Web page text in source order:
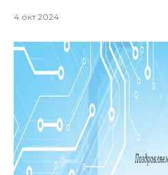
4 окт 2024